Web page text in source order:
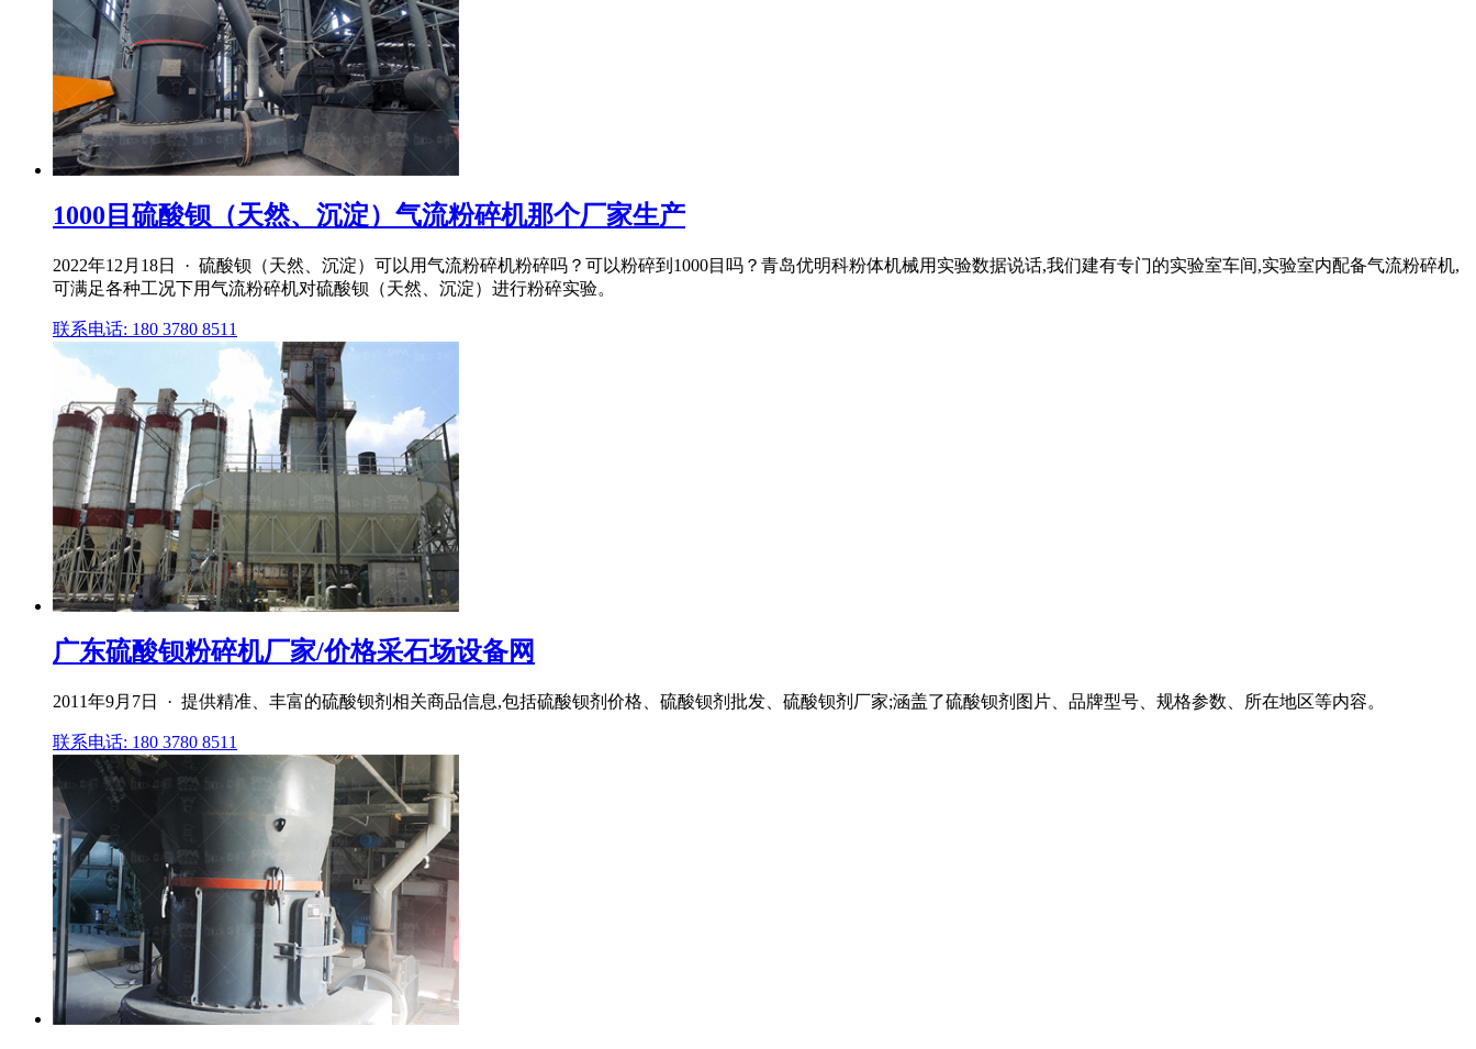
1000目硫酸钡（天然、沉淀）气流粉碎机那个厂家生产
2022年12月18日 · 硫酸钡（天然、沉淀）可以用气流粉碎机粉碎吗？可以粉碎到1000目吗？青岛优明科粉体机械用实验数据说话,我们建有专门的实验室车间,实验室内配备气流粉碎机,
可满足各种工况下用气流粉碎机对硫酸钡（天然、沉淀）进行粉碎实验。
联系电话: 180 3780 8511
广东硫酸钡粉碎机厂家/价格采石场设备网
2011年9月7日 · 提供精准、丰富的硫酸钡剂相关商品信息,包括硫酸钡剂价格、硫酸钡剂批发、硫酸钡剂厂家;涵盖了硫酸钡剂图片、品牌型号、规格参数、所在地区等内容。
联系电话: 180 3780 8511